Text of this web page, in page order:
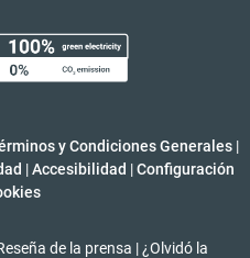
y Condiciones Generales |
| Accesibilidad | Configuración
de la prensa | ¿Olvidó la